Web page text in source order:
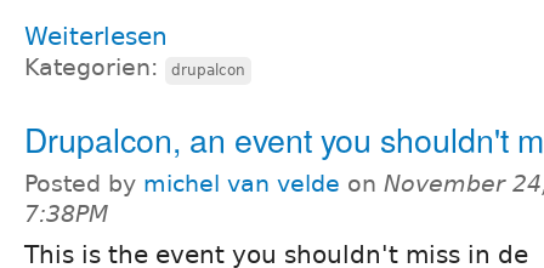
Weiterlesen
Kategorien: drupalcon
Drupalcon, an event you shouldn't
Posted by michel van velde on November
7:38PM
This is the event you shouldn't miss in de